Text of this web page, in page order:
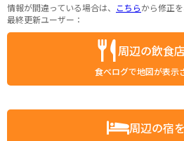
情報が間違っている場合は、 こちらから修正を
最終更新ユーザー：
周辺の飲食
食べログで地図が表示
周辺の宿